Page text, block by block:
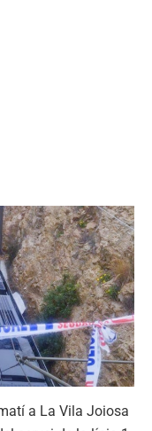
a La Vila Joiosa